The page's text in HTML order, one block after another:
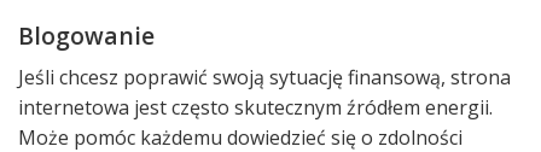
Blogowanie
Jeśli chcesz poprawić swoją sytuację finansową, strona
internetowa jest często skutecznym źródłem energii.
Może pomóc każdemu dowiedzieć się o zdolności